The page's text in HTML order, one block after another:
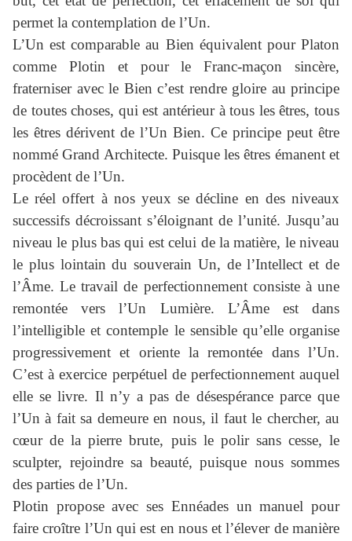
permet la contemplation de l’Un.
L’Un est comparable au Bien équivalent pour Platon
comme Plotin et pour le Franc-maçon sincère,
fraterniser avec le Bien c’est rendre gloire au principe
de toutes choses, qui est antérieur à tous les êtres, tous
les êtres dérivent de l’Un Bien. Ce principe peut être
nommé Grand Architecte. Puisque les êtres émanent et
procèdent de l’Un.
Le réel offert à nos yeux se décline en des niveaux
successifs décroissant s’éloignant de l’unité. Jusqu’au
niveau le plus bas qui est celui de la matière, le niveau
le plus lointain du souverain Un, de l’Intellect et de
l’Âme. Le travail de perfectionnement consiste à une
remontée vers l’Un Lumière. L’Âme est dans
l’intelligible et contemple le sensible qu’elle organise
progressivement et oriente la remontée dans l’Un.
C’est à exercice perpétuel de perfectionnement auquel
elle se livre. Il n’y a pas de désespérance parce que
l’Un à fait sa demeure en nous, il faut le chercher, au
cœur de la pierre brute, puis le polir sans cesse, le
sculpter, rejoindre sa beauté, puisque nous sommes
des parties de l’Un.
Plotin propose avec ses Ennéades un manuel pour
faire croître l’Un qui est en nous et l’élever de manière